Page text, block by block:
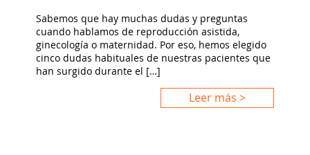
Sabemos que hay muchas dudas y preguntas
cuando hablamos de reproducción asistida,
ginecología o maternidad. Por eso, hemos elegido
cinco dudas habituales de nuestras pacientes que
han surgido durante el […]
Leer más >